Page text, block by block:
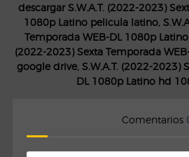
descargar S.W.A.T. (2022-2023)
1080p Latino pelicula latino,
Temporada WEB-DL 1080p
(2022-2023) Sexta Temporada
google drive, S.W.A.T. (2022-2023)
DL 1080p Latino hd
Comentarios